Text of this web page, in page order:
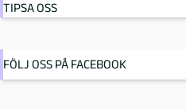
TIPSA OSS
FÖLJ OSS PÅ FACEBOOK